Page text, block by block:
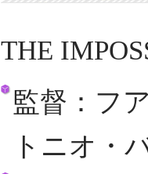
THE
監督：フ
トニオ・